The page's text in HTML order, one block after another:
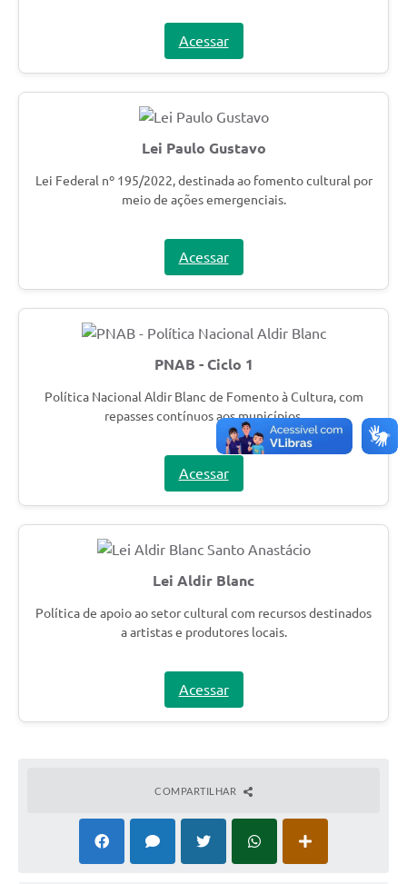
Acessar
Lei Paulo Gustavo
Lei Federal nº 195/2022, destinada ao fomento cultural por
meio de ações emergenciais.
Acessar
PNAB - Ciclo 1
Política Nacional Aldir Blanc de Fomento à Cultura, com
repasses contínuos aos municípios.
Acessar
Lei Aldir Blanc
Política de apoio ao setor cultural com recursos destinados
a artistas e produtores locais.
Acessar
COMPARTILHAR